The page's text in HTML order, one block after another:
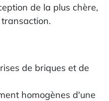
de la plus chère,
de briques et de
homogènes d'une